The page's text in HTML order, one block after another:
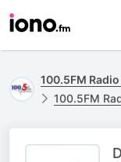
100.5FM
100.5FM